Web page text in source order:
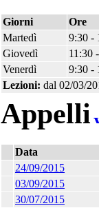
Giorni
Ore
Martedì
9:30 -
Giovedì
11:30
Venerdì
9:30 -
Lezioni: dal 02/03/
Appelli
Data
24/09/2015
03/09/2015
30/07/2015